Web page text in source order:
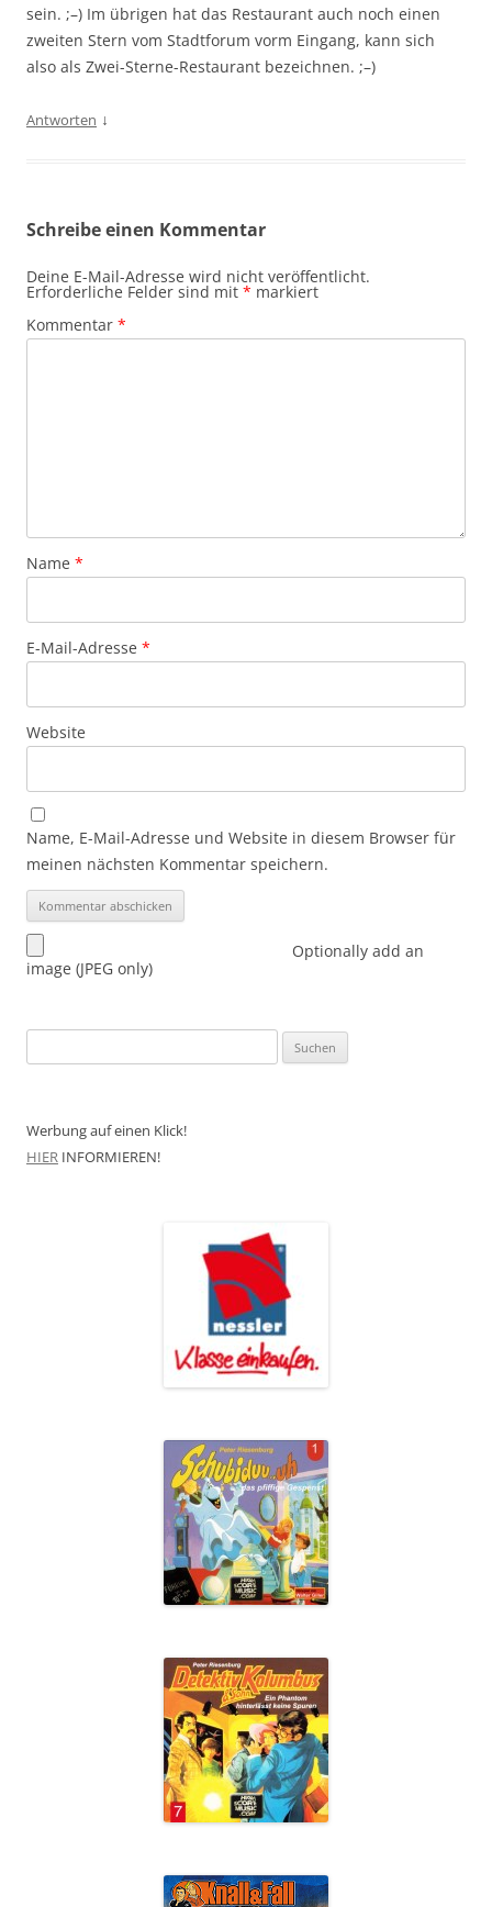
sein. ;–) Im übrigen hat das Restaurant auch noch einen
zweiten Stern vom Stadtforum vorm Eingang, kann sich
also als Zwei-Sterne-Restaurant bezeichnen. ;–)
Antworten ↓
Schreibe einen Kommentar
Deine E-Mail-Adresse wird nicht veröffentlicht.
Erforderliche Felder sind mit * markiert
Kommentar *
Name *
E-Mail-Adresse *
Website
Name, E-Mail-Adresse und Website in diesem Browser für
meinen nächsten Kommentar speichern.
Optionally add an
image (JPEG only)
nach:
Werbung auf einen Klick!
HIER INFORMIEREN!